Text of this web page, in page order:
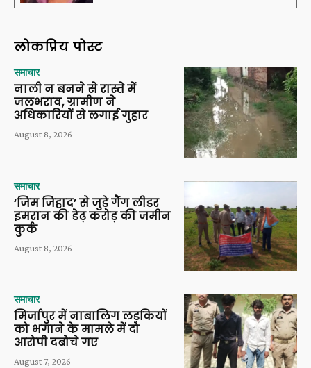
लोकप्रिय पोस्ट
समाचार
नाली न बनने से रास्ते में
जलभराव, ग्रामीण ने
अधिकारियों से लगाई गुहार
August 8, 2026
समाचार
‘जिम जिहाद’ से जुड़े गैंग लीडर
इमरान की डेढ़ करोड़ की जमीन
कुर्क
August 8, 2026
समाचार
मिर्जापुर में नाबालिग लड़कियों
को भगाने के मामले में दो
आरोपी दबोचे गए
August 7, 2026